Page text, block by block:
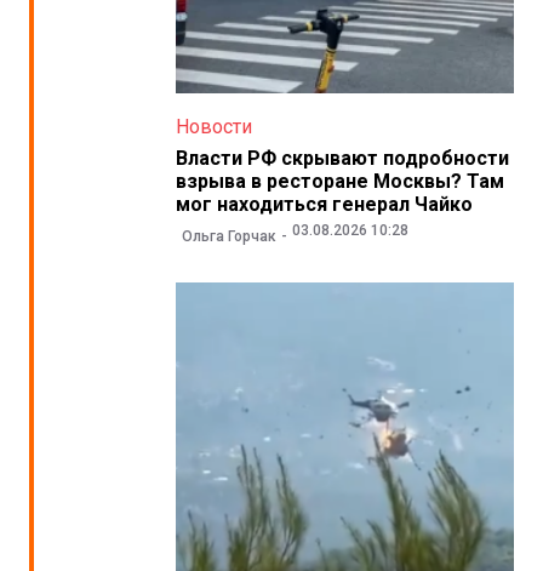
Новости
Власти РФ скрывают подробности
взрыва в ресторане Москвы? Там
мог находиться генерал Чайко
Ольга Горчак 03.08.2026 10:28